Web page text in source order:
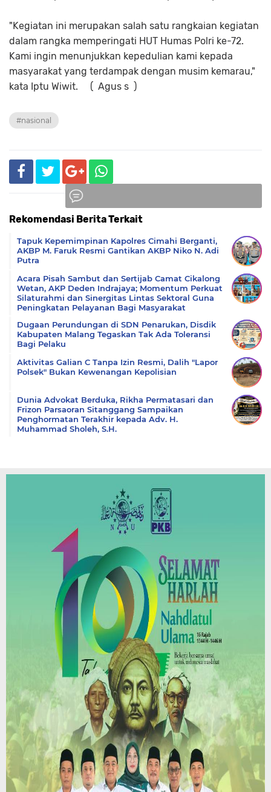
"Kegiatan ini merupakan salah satu rangkaian kegiatan
dalam rangka memperingati HUT Humas Polri ke-72.
Kami ingin menunjukkan kepedulian kami kepada
masyarakat yang terdampak dengan musim kemarau,"
kata Iptu Wiwit. ( Agus s )
#nasional
Rekomendasi Berita Terkait
Tapuk Kepemimpinan Kapolres Cimahi Berganti,
AKBP M. Faruk Resmi Gantikan AKBP Niko N. Adi
Putra
Acara Pisah Sambut dan Sertijab Camat Cikalong
Wetan, AKP Deden Indrajaya; Momentum Perkuat
Silaturahmi dan Sinergitas Lintas Sektoral Guna
Peningkatan Pelayanan Bagi Masyarakat
Dugaan Perundungan di SDN Penarukan, Disdik
Kabupaten Malang Tegaskan Tak Ada Toleransi
Bagi Pelaku
Aktivitas Galian C Tanpa Izin Resmi, Dalih "Lapor
Polsek" Bukan Kewenangan Kepolisian
Dunia Advokat Berduka, Rikha Permatasari dan
Frizon Parsaoran Sitanggang Sampaikan
Penghormatan Terakhir kepada Adv. H.
Muhammad Sholeh, S.H.